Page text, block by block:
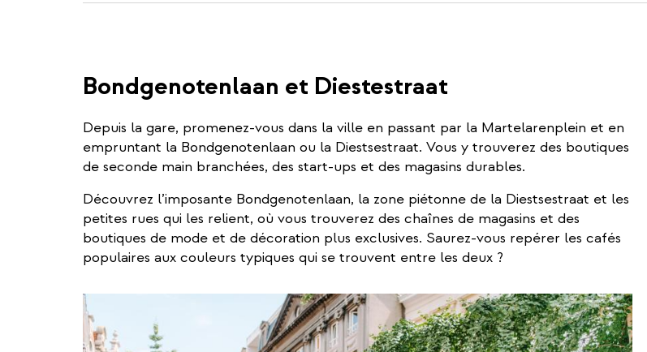
Bondgenotenlaan et Diestestraat
Depuis la gare, promenez-vous dans la ville en passant par la Martelarenplein et en
empruntant la Bondgenotenlaan ou la Diestsestraat. Vous y trouverez des boutiques
de seconde main branchées, des start-ups et des magasins durables.
Découvrez l’imposante Bondgenotenlaan, la zone piétonne de la Diestsestraat et les
petites rues qui les relient, où vous trouverez des chaînes de magasins et des
boutiques de mode et de décoration plus exclusives. Saurez-vous repérer les cafés
populaires aux couleurs typiques qui se trouvent entre les deux ?